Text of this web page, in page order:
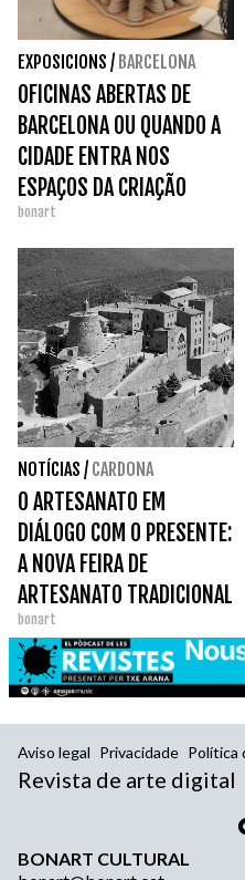
EXPOSICIONS / BARCELONA
OFICINAS ABERTAS DE
BARCELONA OU QUANDO A
CIDADE ENTRA NOS
ESPAÇOS DA CRIAÇÃO
bonart
NOTÍCIAS / CARDONA
O ARTESANATO EM
DIÁLOGO COM O PRESENTE:
A NOVA FEIRA DE
ARTESANATO TRADICIONAL
DA CATALUNHA.
bonart
Aviso legal Privacidade Política
Revista de arte digital
BONART CULTURAL